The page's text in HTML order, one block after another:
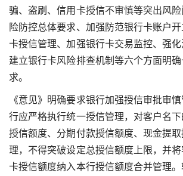
骗、盗刷、信用卡授信不审慎等突出风
险防控总体要求、加强防范银行卡账户
卡授信管理、加强银行卡交易监控、强化
建立银行卡风险排查机制等六个方面明
求。
《意见》明确要求银行加强授信审批审
行应严格执行统一授信管理，对客户名
授信额度、分期付款授信额度、现金提
理，不得突破设定总授信额度上限，并
卡授信额度纳入本行授信额度合并管理